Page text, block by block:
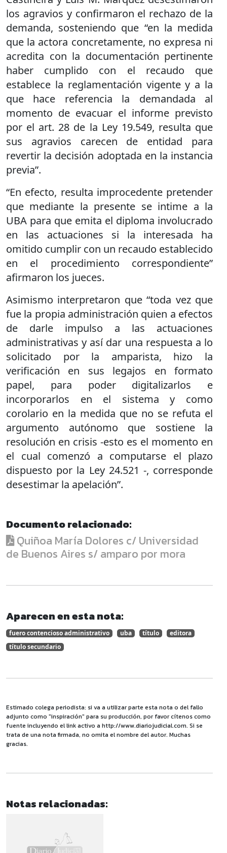
los agravios y confirmaron el rechazo de la
demanda, sosteniendo que “en la medida
que la actora concretamente, no expresa ni
acredita con la documentación pertinente
haber cumplido con el recaudo que
establece la reglamentación vigente y a la
que hace referencia la demandada al
momento de evacuar el informe previsto
por el art. 28 de la Ley 19.549, resulta que
sus agravios carecen de entidad para
revertir la decisión adoptada en la instancia
previa”.
“En efecto, resulta improcedente pretender
que mediante la presente se intime a la
UBA para que emita el diploma involucrado
en las actuaciones si la interesada ha
omitido cumplir con un recaudo establecido
en el procedimiento correspondiente”
afirmaron los jueces.
Asimismo interpretaron que “toda vez que
fue la propia administración quien a efectos
de darle impulso a las actuaciones
administrativas y así dar una respuesta a lo
solicitado por la amparista, hizo la
verificación en sus legajos en formato
papel, para poder digitalizarlos e
incorporarlos en el sistema y como
corolario en la medida que no se refuta el
argumento autónomo que sostiene la
resolución en crisis -esto es el momento en
el cual comenzó a computarse el plazo
dispuesto por la Ley 24.521 -, corresponde
desestimar la apelación”.
Documento relacionado:
Quiñoa María Dolores c/ Universidad
de Buenos Aires s/ amparo por mora
Aparecen en esta nota:
fuero contencioso administrativo uba título
editora
título secundario
Estimado colega periodista: si va a utilizar parte esta nota o del fallo
adjunto como "inspiración" para su producción, por favor cítenos como
fuente incluyendo el link activo a http://www.diariojudicial.com. Si se
trata de una nota firmada, no omita el nombre del autor. Muchas
gracias.
Notas relacionadas: